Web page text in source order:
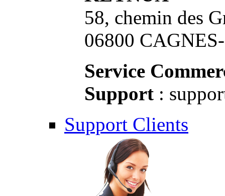
58, chemin des
06800
Service
Support :
Support Clients